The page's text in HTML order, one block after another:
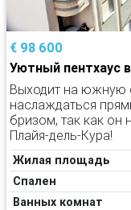
€ 98 600
Уютный пентхаус
Выходит на южную
наслаждаться
бризом, так как он
Плайя-дель-Кура!
Жилая площадь
Спален
Ванных комнат